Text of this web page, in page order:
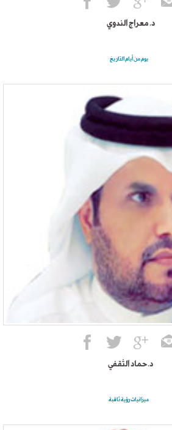
د. معراج الندوي
يوم من أيام التاريخ
د.حماد الثقفي
ميزانيات رؤية ثاقبة